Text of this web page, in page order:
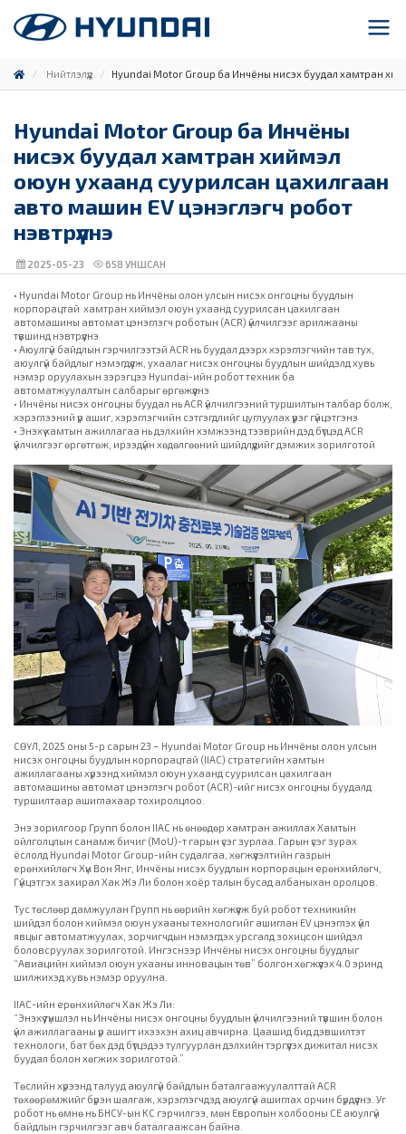
Нийтлэлүүд Hyundai Motor Group ба Инчёны нисэх буудал хамтран
Hyundai Motor Group ба Инчёны
нисэх буудал хамтран хиймэл
оюун ухаанд суурилсан цахилгаан
авто машин EV цэнэглэгч робот
нэвтрүүлнэ
2025-05-23 658 УНШСАН
• Hyundai Motor Group нь Инчёны олон улсын нисэх онгоцны буудлын
корпорацтай хамтран хиймэл оюун ухаанд суурилсан цахилгаан
автомашины автомат цэнэглэгч роботын (ACR) үйлчилгээг арилжааны
түвшинд нэвтрүүлнэ
• Аюулгүй байдлын гэрчилгээтэй ACR нь буудал дээрх хэрэглэгчийн тав тух,
аюулгүй байдлыг нэмэгдүүлж, ухаалаг нисэх онгоцны буудлын шийдэлд хувь
нэмэр оруулахын зэрэгцээ Hyundai-ийн робот техник ба
автоматжуулалтын салбарыг өргөжүүлнэ
• Инчёны нисэх онгоцны буудал нь ACR үйлчилгээний туршилтын талбар болж,
хэрэглээний үр ашиг, хэрэглэгчийн сэтгэгдлийг цуглуулах үүрэг гүйцэтгэнэ
• Энэхүү хамтын ажиллагаа нь дэлхийн хэмжээнд тээврийн дэд бүтцэд ACR
үйлчилгээг өргөтгөж, ирээдүйн хөдөлгөөний шийдлүүдийг дэмжих зорилготой
СӨҮЛ, 2025 оны 5-р сарын 23 – Hyundai Motor Group нь Инчёны олон улсын
нисэх онгоцны буудлын корпорацтай (IIAC) стратегийн хамтын
ажиллагааны хүрээнд хиймэл оюун ухаанд суурилсан цахилгаан
автомашины автомат цэнэглэгч робот (ACR)-ийг нисэх онгоцны буудалд
туршилтаар ашиглахаар тохиролцлоо.
Энэ зорилгоор Групп болон IIAC нь өнөөдөр хамтран ажиллах Хамтын
ойлголцлын санамж бичиг (MoU)-т гарын үсэг зурлаа. Гарын үсэг зурах
ёслолд Hyundai Motor Group-ийн cудалгаа, хөгжүүлэлтийн газрын
ерөнхийлөгч Хүи Вон Янг, Инчёны нисэх буудлын корпорацын ерөнхийлөгч,
Гүйцэтгэх захирал Хак Жэ Ли болон хоёр талын бусад албаныхан оролцов.
Тус төслөөр дамжуулан Групп нь өөрийн хөгжүүлж буй робот техникийн
шийдэл болон хиймэл оюун ухааны технологийг ашиглан EV цэнэглэх үйл
явцыг автоматжуулах, зорчигчдын нэмэгдэх урсгалд зохицсон шийдэл
боловсруулах зорилготой. Ингэснээр Инчёны нисэх онгоцны буудлыг
“Авиацийн хиймэл оюун ухааны инновацын төв” болгон хөгжүүлэх 4.0 эринд
шилжихэд хувь нэмэр оруулна.
IIAC-ийн ерөнхийлөгч Хак Жэ Ли:
“Энэхүү түншлэл нь Инчёны нисэх онгоцны буудлын үйлчилгээний түвшин болон
үйл ажиллагааны үр ашигт ихээхэн ахиц авчирна. Цаашид бид дэвшилтэт
технологи, бат бөх дэд бүтцэдээ тулгуурлан дэлхийн тэргүүлэх дижитал нисэх
буудал болон хөгжих зорилготой.”
Төслийн хүрээнд талууд аюулгүй байдлын баталгаажуулалттай ACR
төхөөрөмжийг бүрэн шалгаж, хэрэглэгчдэд аюулгүй ашиглах орчин бүрдүүлнэ. Уг
робот нь өмнө нь БНСУ-ын KC гэрчилгээ, мөн Европын холбооны CE аюулгүй
байдлын гэрчилгээг авч баталгаажсан байна.